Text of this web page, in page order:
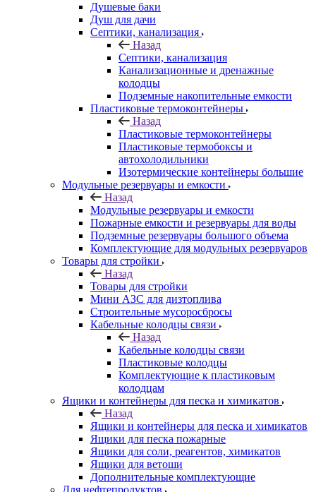
Душевые баки
Душ для дачи
Септики, канализация
Назад
Септики, канализация
Канализационные и дренажные
колодцы
Подземные накопительные емкости
Пластиковые термоконтейнеры
Назад
Пластиковые термоконтейнеры
Пластиковые термобоксы и
автохолодильники
Изотермические контейнеры большие
Модульные резервуары и емкости
Назад
Модульные резервуары и емкости
Пожарные емкости и резервуары для воды
Подземные резервуары большого объема
Комплектующие для модульных резервуаров
Товары для стройки
Назад
Товары для стройки
Мини АЗС для дизтоплива
Строительные мусоросбросы
Кабельные колодцы связи
Назад
Кабельные колодцы связи
Пластиковые колодцы
Комплектующие к пластиковым
колодцам
Ящики и контейнеры для песка и химикатов
Назад
Ящики и контейнеры для песка и химикатов
Ящики для песка пожарные
Ящики для соли, реагентов, химикатов
Ящики для ветоши
Дополнительные комплектующие
Для нефтепродуктов